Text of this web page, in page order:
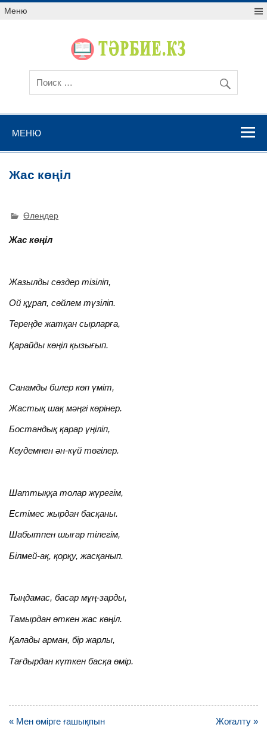
Меню
МЕНЮ
Жас көңіл
Өлеңдер
Жас көңіл
Жазылды сөздер тізіліп,
Ой құрап, сөйлем түзіліп.
Тереңде жатқан сырларға,
Қарайды көңіл қызығып.
Санамды билер көп үміт,
Жастық шақ мәңгі көрінер.
Бостандық қарар үңіліп,
Кеудемнен ән-күй төгілер.
Шаттыққа толар жүрегім,
Естімес жырдан басқаны.
Шабытпен шығар тілегім,
Білмей-ақ, қорқу, жасқанып.
Тыңдамас, басар мұң-зарды,
Тамырдан өткен жас көңіл.
Қалады арман, бір жарлы,
Тағдырдан күткен басқа өмір.
Навигация
« Мен өмірге ғашықпын Жоғалту »